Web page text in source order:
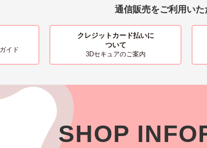
通信販売をご利用い
イド
クレジットカード払いに
ついて
3Dセキュアのご案内
SHOP